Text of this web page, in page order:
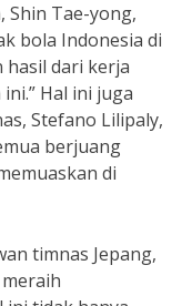
Shin Tae-yong,
bola Indonesia di
hasil dari kerja
Hal ini juga
Stefano Lilipaly,
berjuang
di
timnas Jepang,